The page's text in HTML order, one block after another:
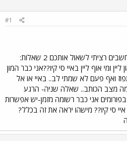
#1
היות ואני לא מבינה כלום במחשבים רציתי לשאול אותכם 2 שאלות:
ומי אוף ליין באיי סי קיו??אני כבר המון
ואף פעם לא שמתי לב.. באיי או אל
מצב הכותב.. שאלה שניה- הרגע
בפורומים אני כבר רשומה מזמן-יש אפשרות
סי קיו?? מישהו יראה את זה בכלל?